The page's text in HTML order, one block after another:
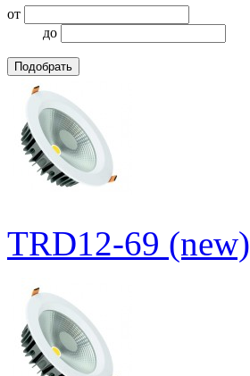
от
до
TRD12-69 (new)